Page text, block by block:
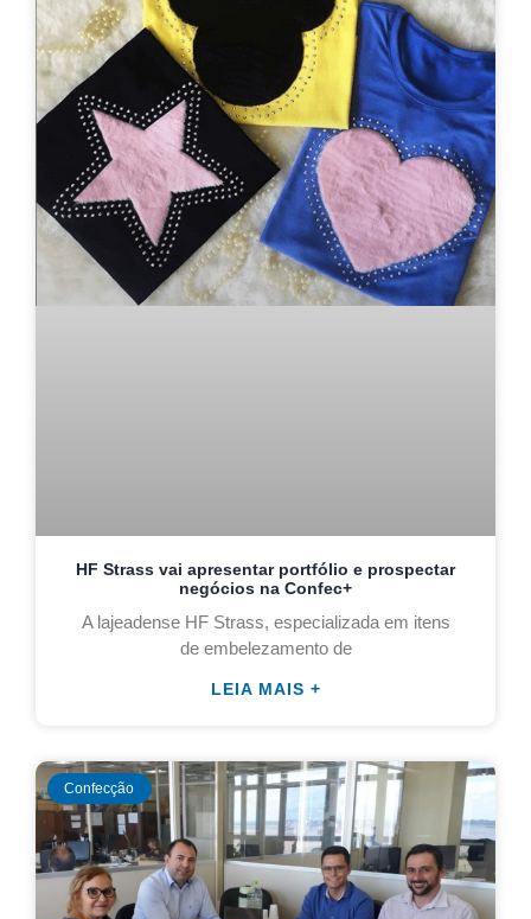
HF Strass vai apresentar portfólio e prospectar
negócios na Confec+
A lajeadense HF Strass, especializada em itens
de embelezamento de
LEIA MAIS +
Confecção